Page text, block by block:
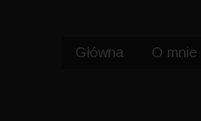
Główna O mnie